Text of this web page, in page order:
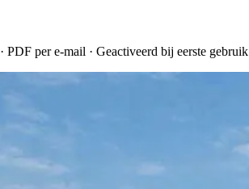
PDF per e-mail · Geactiveerd bij eerste gebruik